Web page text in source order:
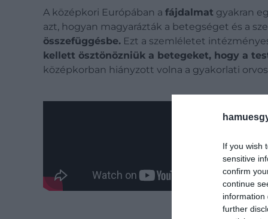
If you wish
sensitive
confirm
continue
information
further
A középkori Európában a fájdalmat gyakran
azt, hogyan magyarázták a betegséget és a
összefüggésbe. Ezt a szemléletet
kellett ösztönözniük a betegeket, hogy a
középkorban hiányzott volna a gyakorlati